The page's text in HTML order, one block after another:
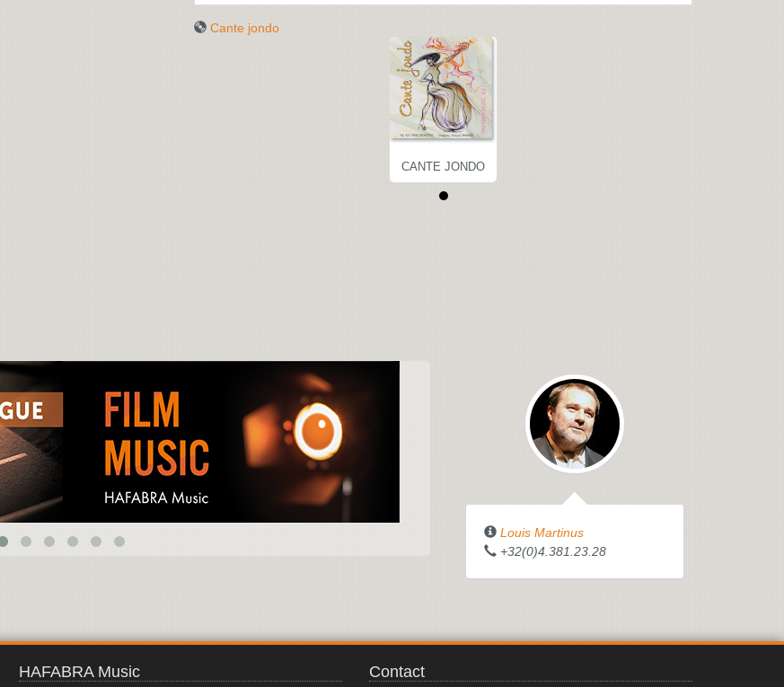
Cante jondo
CANTE JONDO
Louis Martinus
+32(0)4.381.23.28
HAFABRA Music Contact